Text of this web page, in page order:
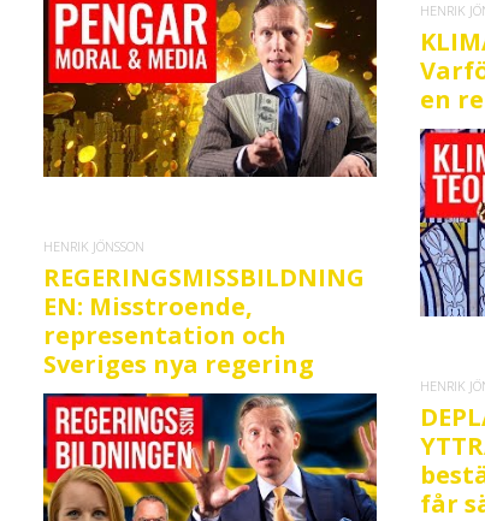
HENRIK
en
HENRIK JÖNSSON
REGERINGSMISSBILDNING
EN: Misstroende,
representation och
Sveriges nya regering
HENRIK
får